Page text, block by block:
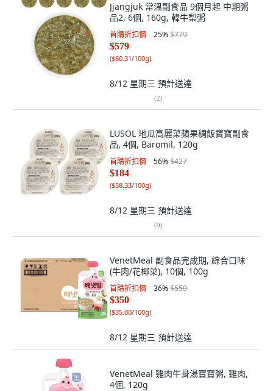
Jjangjuk 常溫副食品 9個月起 中期粥
品2, 6個, 160g, 韓牛梨粥
首購折扣價 25%$779
$579
($60.31/100g)
8/12 星期三 預計送達
(2)
LUSOL 地瓜高麗菜蘋果稠飯寶寶副食
品, 4個, Baromil, 120g
首購折扣價 56%$427
$184
($38.33/100g)
8/12 星期三 預計送達
(9)
VenetMeal 副食品完成期, 綜合口味
(牛肉/花椰菜), 10個, 100g
首購折扣價 36%$550
$350
($35.00/100g)
8/12 星期三 預計送達
VenetMeal 雞肉牛骨湯寶寶粥, 雞肉,
4個, 120g